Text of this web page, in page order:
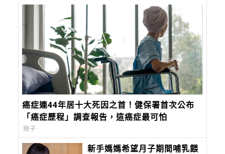
癌症連44年居十大死因之首！健保署首次公布
「癌症歷程」調查報告，這癌症最可怕
親子
新手媽媽希望月子期間哺乳餵